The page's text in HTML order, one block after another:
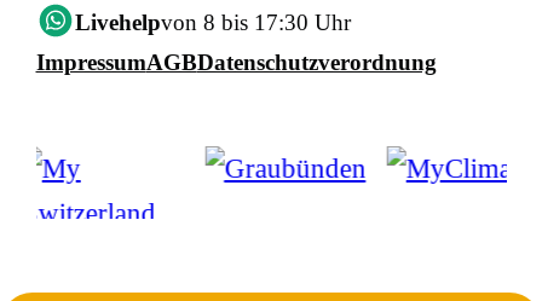
Livehelpvon 8 bis 17:30 Uhr
ImpressumAGBDatenschutzverordnung